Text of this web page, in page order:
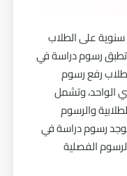
على الطلاب
تطبق رسوم دراسة في
رفع رسوم
الدراسي الواحد، وتشمل
والرسوم
توجد رسوم دراسة في
الفصلية